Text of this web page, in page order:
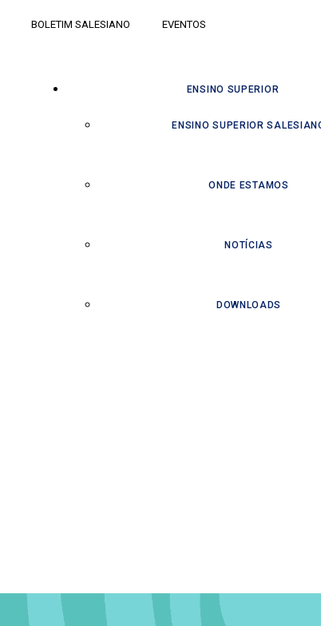
BOLETIM SALESIANO EVENTOS
ENSINO SUPERIOR
ENSINO SUPERIOR
ONDE ESTAMOS
NOTÍCIAS
DOWNLOADS